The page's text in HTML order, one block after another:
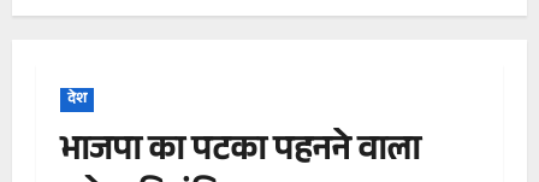
देश
भाजपा का पटका पहनने वाला